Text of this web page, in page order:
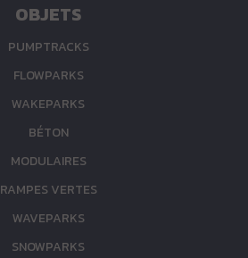
OBJETS
PUMPTRACKS
FLOWPARKS
WAKEPARKS
BÉTON
MODULAIRES
RAMPES VERTES
WAVEPARKS
SNOWPARKS